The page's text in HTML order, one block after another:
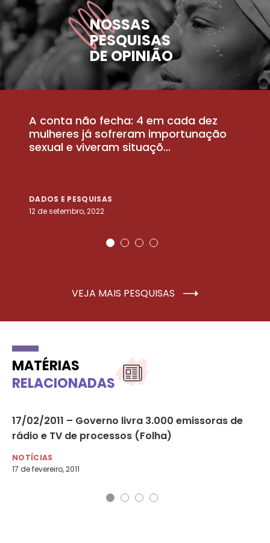
NOSSAS
PESQUISAS
DE OPINIÃO
A conta não fecha: 4 em cada dez
mulheres já sofreram importunação
sexual e viveram situaçõ...
DADOS E PESQUISAS
12 de setembro, 2022
VEJA MAIS PESQUISAS
MATÉRIAS
RELACIONADAS
17/02/2011 – Governo livra 3.000 emissoras de
rádio e TV de processos (Folha)
NOTÍCIAS
17 de fevereiro, 2011